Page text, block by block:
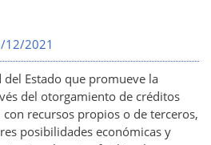
12/2021
del Estado que promueve la
del otorgamiento de créditos
recursos propios o de terceros,
posibilidades económicas y